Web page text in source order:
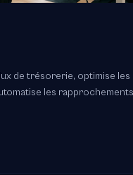
de trésorerie, optimise les
les rapprochements